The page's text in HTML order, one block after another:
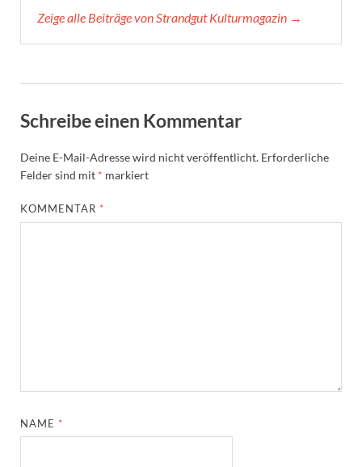
Zeige alle Beiträge von Strandgut Kulturmagazin →
Schreibe einen Kommentar
Deine E-Mail-Adresse wird nicht veröffentlicht. Erforderliche
Felder sind mit * markiert
KOMMENTAR *
NAME *